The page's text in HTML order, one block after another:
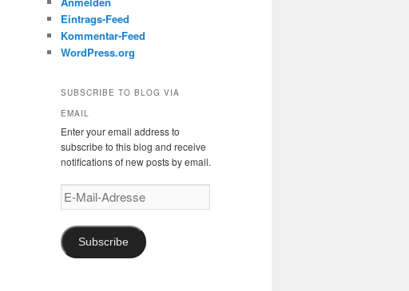
Eintrags-Feed
Kommentar-Feed
WordPress.org
SUBSCRIBE TO BLOG VIA
EMAIL
Enter your email address to
subscribe to this blog and receive
notifications of new posts by email.
E-
Mail-
Subscribe